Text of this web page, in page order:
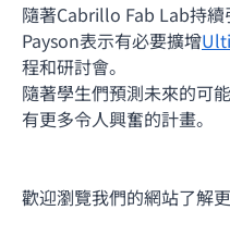
隨著Cabrillo Fab Lab持續
Payson表示有必要擴增
程和研討會。
隨著學生們預測未來的可
有更多令人興奮的計畫。
歡迎瀏覽我們的網站了解